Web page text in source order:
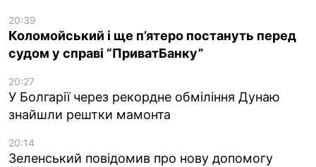
20:39
Коломойський і ще п’ятеро постануть перед
судом у справі “ПриватБанку”
20:27
У Болгарії через рекордне обміління Дунаю
знайшли рештки мамонта
20:14
Зеленський повідомив про нову допомогу